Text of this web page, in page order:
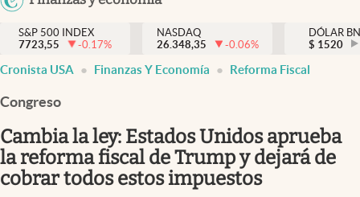
DÓLAR
México
Inmigración
Espiritual
Streaming
S&P 500 INDEX
7723,55
-0.17%
NASDAQ
26.348,35
-0.06%
DÓLAR
$ 1520
Cronista USA Finanzas Y Economía Reforma Fiscal
Congreso
Cambia la ley: Estados Unidos aprueba
la reforma fiscal de Trump y dejará de
cobrar todos estos impuestos